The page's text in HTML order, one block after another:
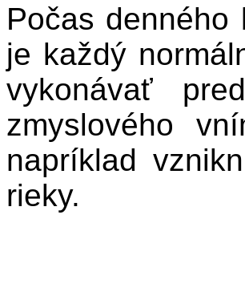
Počas
je každý
vykonávať
zmyslového
napríklad
rieky.